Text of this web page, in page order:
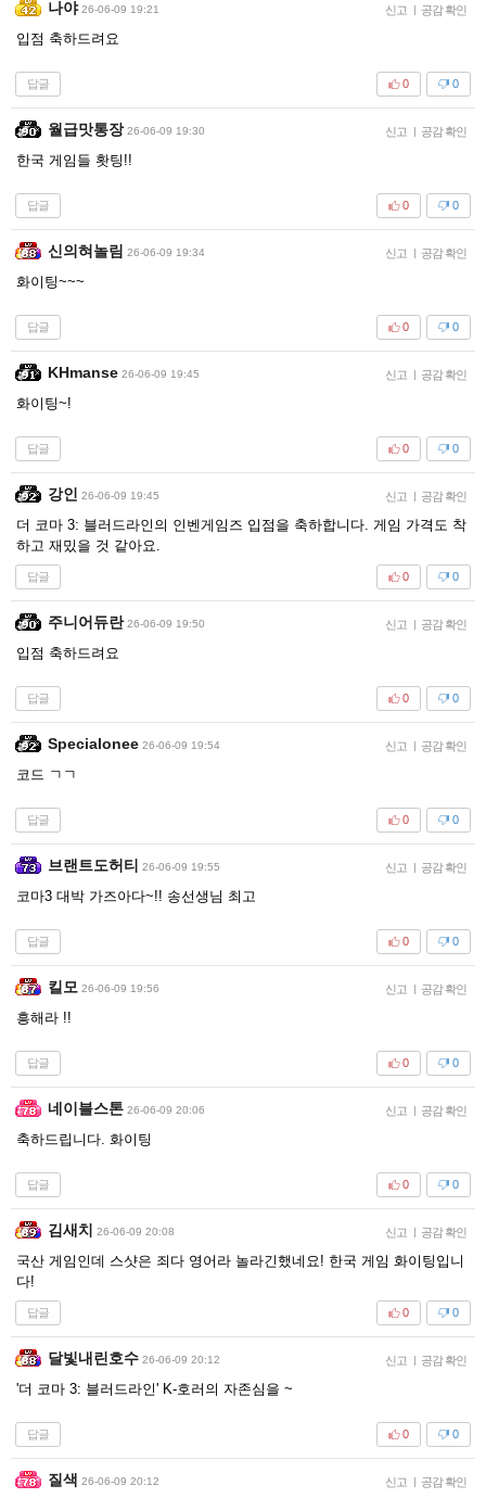
나야 26-06-09 19:21 신고 | 공감 확인
입점 축하드려요
답글 0
0
월급맛통장 26-06-09 19:30 신고 | 공감 확인
한국 게임들 홧팅!!
답글 0
0
신의혀놀림 26-06-09 19:34 신고 | 공감 확인
화이팅~~~
답글 0
0
KHmanse 26-06-09 19:45 신고 | 공감 확인
화이팅~!
답글 0
0
강인 26-06-09 19:45 신고 | 공감 확인
더 코마 3: 블러드라인의 인벤게임즈 입점을 축하합니다. 게임 가격도 착
하고 재밌을 것 같아요.
답글 0
0
주니어듀란 26-06-09 19:50 신고 | 공감 확인
입점 축하드려요
답글 0
0
Specialonee 26-06-09 19:54 신고 | 공감 확인
코드 ㄱㄱ
답글 0
0
브랜트도허티 26-06-09 19:55 신고 | 공감 확인
코마3 대박 가즈아다~!! 송선생님 최고
답글 0
0
킬모 26-06-09 19:56 신고 | 공감 확인
흥해라 !!
답글 0
0
네이블스톤 26-06-09 20:06 신고 | 공감 확인
축하드립니다. 화이팅
답글 0
0
김새치 26-06-09 20:08 신고 | 공감 확인
국산 게임인데 스샷은 죄다 영어라 놀라긴했네요! 한국 게임 화이팅입니
다!
답글 0
0
달빛내린호수 26-06-09 20:12 신고 | 공감 확인
'더 코마 3: 블러드라인' K-호러의 자존심을 ~
답글 0
0
질색 26-06-09 20:12 신고 | 공감 확인